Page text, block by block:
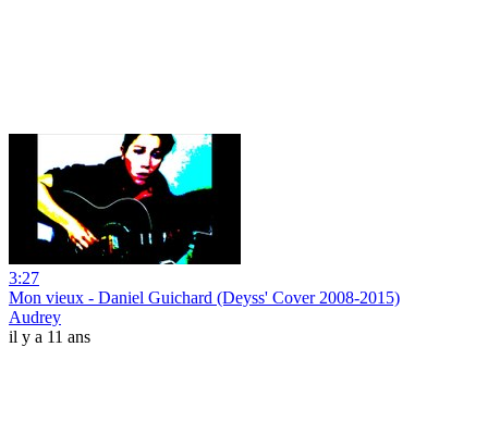
3:27
Mon vieux - Daniel Guichard (Deyss' Cover 2008-2015)
Audrey
il y a 11 ans